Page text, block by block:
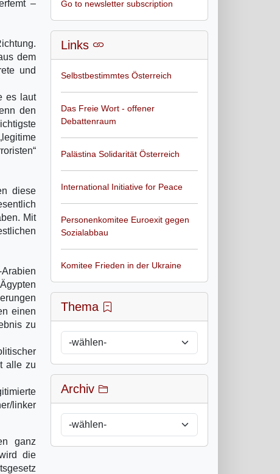
–
dem
und
es laut
den
diese
Mit
einen
zu
alle zu
linker
ganz
die
Go to newsletter subscription
Links
Selbstbestimmtes Österreich
Das Freie Wort - offener
Debattenraum
Palästina Solidarität Österreich
International Initiative for Peace
Personenkomitee Euroexit gegen
Sozialabbau
Komitee Frieden in der Ukraine
Thema
Archiv